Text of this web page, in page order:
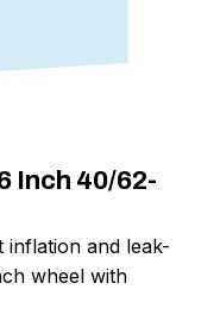
Inch 40/62-
inflation and leak-
wheel with